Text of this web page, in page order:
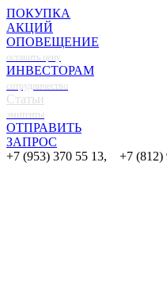
ПОКУПКА
АКЦИЙ
ОПОВЕЩЕНИЕ
оставить цену
ИНВЕСТОРАМ
сотрудничество
Статьи
эмитенты
ОТПРАВИТЬ
ЗАПРОС
+7 (953) 370 55 13, +7 (812)